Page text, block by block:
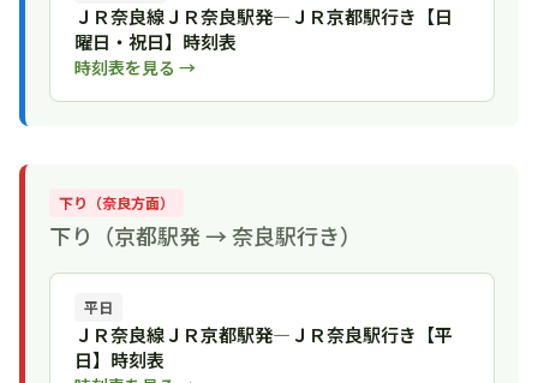
ＪＲ奈良線ＪＲ奈良駅発―ＪＲ京都駅行き【日
曜日・祝日】時刻表
時刻表を見る →
下り（奈良方面）
下り（京都駅発 → 奈良駅行き）
平日
ＪＲ奈良線ＪＲ京都駅発―ＪＲ奈良駅行き【平
日】時刻表